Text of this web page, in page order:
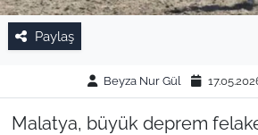
Paylaş
Beyza Nur Gül
Malatya, büyük deprem